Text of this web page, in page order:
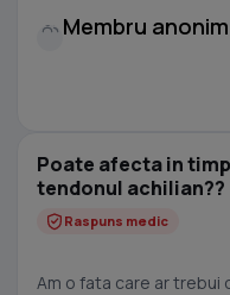
Membru anonim
Poate afecta in
tendonul achilian??
Raspuns medic
Am o fata care ar trebui